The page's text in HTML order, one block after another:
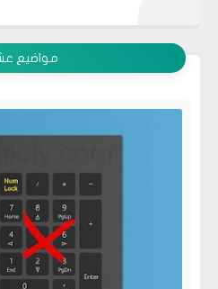
مواضيع